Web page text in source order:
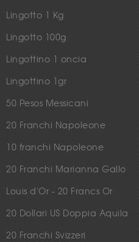
Lingotto 1 Kg
Lingotto 100g
Lingottino 1 oncia
Lingottino 1gr
50 Pesos Messicani
20 Franchi Napoleone
10 franchi Napoleone
20 Franchi Marianna Gallo
Louis d'Or - 20 Francs Or
20 Dollari US Doppia Aquila
20 Franchi Svizzeri